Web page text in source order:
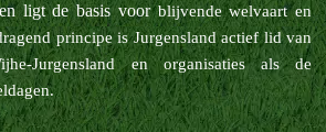
ligt de basis voorblijvende welvaart en
principe is Jurgensland actief lid van
Jurgensland en organisaties als de